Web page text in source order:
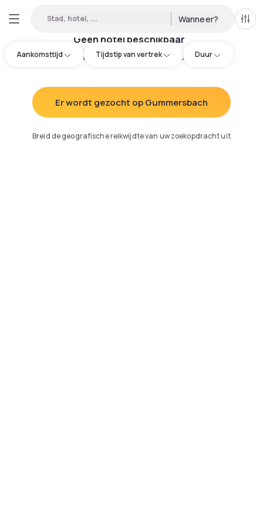
Stad, hotel, ... Wanneer?
Aankomsttijd Tijdstip van vertrek Duur
Geen hotel beschikbaar
Probeer uw zoekopdracht aan te passen:
Er wordt gezocht op Gummersbach
Breid de geografische reikwijdte van uw zoekopdracht uit